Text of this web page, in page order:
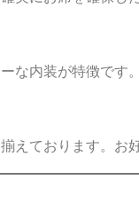
な内装が特徴です
えております。お